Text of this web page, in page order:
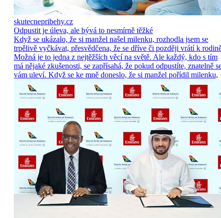
skutecnepribehy.cz
Odpustit je úleva, ale bývá to nesmírně těžké
Když se ukázalo, že si manžel našel milenku, rozhodla jsem se
trpělivě vyčkávat, přesvědčena, že se dříve či později vrátí k
Možná je to jedna z nejtěžších věcí na světě. Ale každý, kdo s tím
má nějaké zkušenosti, se zapřísahá, že pokud odpustíte, znatelně
vám uleví. Když se ke mně doneslo, že si manžel pořídil milenku,